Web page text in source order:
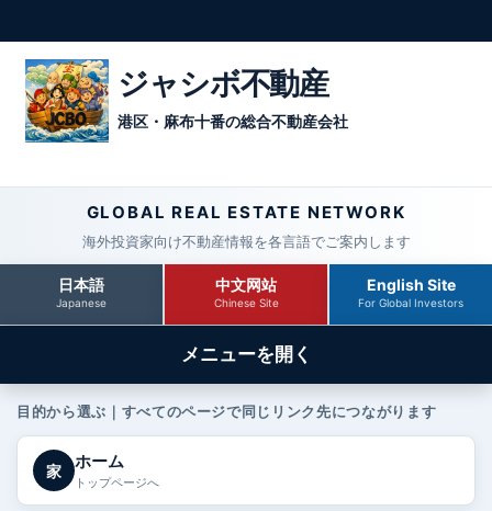
ジャシボ不動産
港区・麻布十番の総合不動産会社
GLOBAL REAL ESTATE NETWORK
海外投資家向け不動産情報を各言語でご案内します
日本語
Japanese
中文网站
Chinese Site
English Site
For Global Investors
メニューを開く
目的から選ぶ｜すべてのページで同じリンク先につながります
家 ホーム
トップページへ